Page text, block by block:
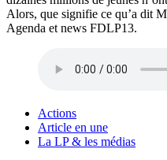
Alors, que signifie ce qu’a dit
Agenda et news FDLP13.
Actions
Article en une
La LP & les médias